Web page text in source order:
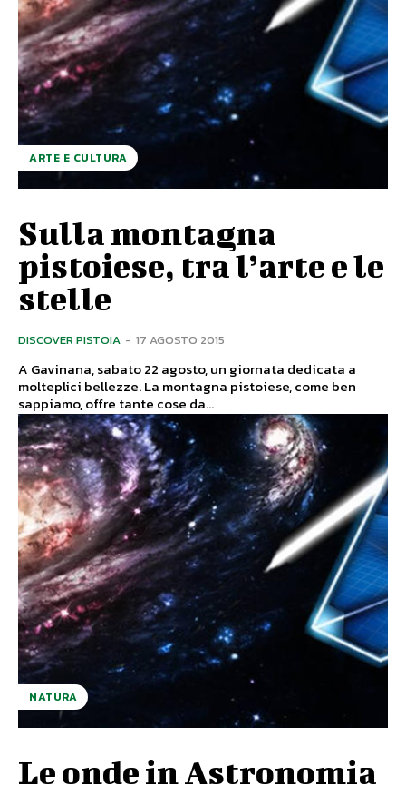
ARTE E CULTURA
Sulla montagna
pistoiese, tra l’arte e le
stelle
DISCOVER PISTOIA - 17 AGOSTO 2015
A Gavinana, sabato 22 agosto, un giornata dedicata a
molteplici bellezze. La montagna pistoiese, come ben
sappiamo, offre tante cose da...
NATURA
Le onde in Astronomia